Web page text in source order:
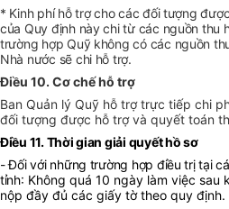
* Kinh phí hỗ trợ cho các đối tượng
của Quy định này chi từ các nguồn thu
trường hợp Quỹ không có các nguồn
Nhà nước sẽ chi hỗ trợ.
Điều 10. Cơ chế hỗ trợ
Ban Quản lý Quỹ hỗ trợ trực tiếp chi
đối tượng được hỗ trợ và quyết toán
Điều 11. Thời gian giải quyết hồ sơ
- Đối với những trường hợp điều trị tại
tỉnh: Không quá 10 ngày làm việc sau
nộp đầy đủ các giấy tờ theo quy định.